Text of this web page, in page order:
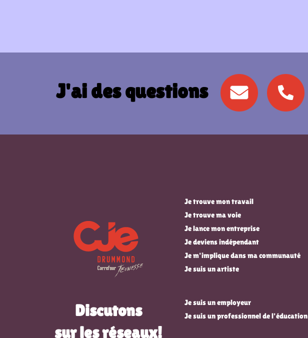
J'ai des questions
Discutons
sur les réseaux!
Je trouve mon travail
Je trouve ma voie
Je lance mon entreprise
Je deviens indépendant
Je m'implique dans ma communauté
Je suis un artiste
Je suis un employeur
Je suis un professionnel de l'éducation